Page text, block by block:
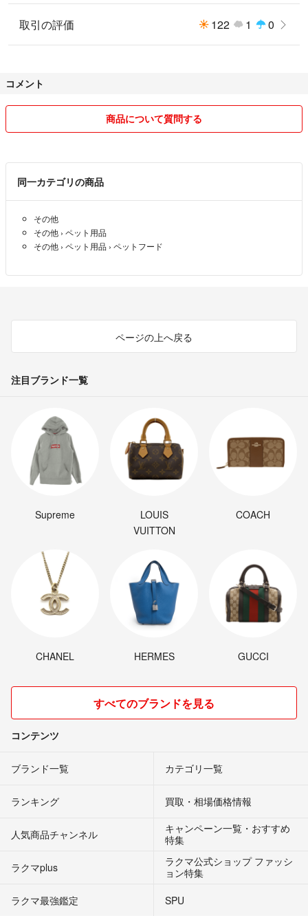
取引の評価 122 1 0
コメント
商品について質問する
同一カテゴリの商品
その他
その他 › ペット用品
その他 › ペット用品 › ペットフード
ページの上へ戻る
注目ブランド一覧
Supreme
LOUIS
VUITTON
COACH
CHANEL HERMES GUCCI
すべてのブランドを見る
コンテンツ
ブランド一覧 カテゴリ一覧
ランキング 買取・相場価格情報
人気商品チャンネル
キャンペーン一覧・おすすめ
特集
ラクマplus
ラクマ公式ショップ ファッシ
ョン特集
ラクマ最強鑑定
SPU